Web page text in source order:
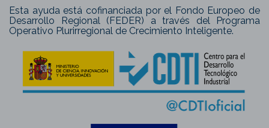
Esta ayuda está cofinanciada por el Fondo Europeo de
Desarrollo Regional (FEDER) a través del Programa
Operativo Plurirregional de Crecimiento Inteligente.